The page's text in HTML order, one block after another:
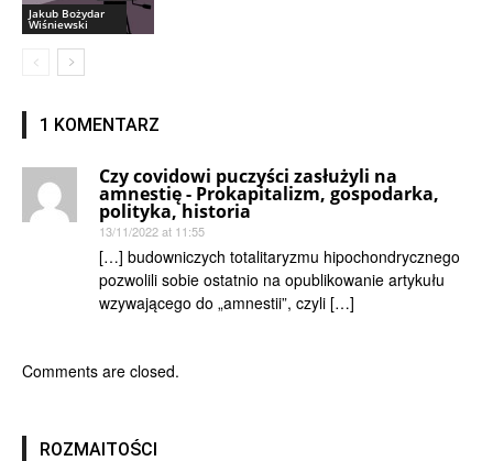
Jakub Bożydar
Wiśniewski
1 KOMENTARZ
Czy covidowi puczyści zasłużyli na
amnestię - Prokapitalizm, gospodarka,
polityka, historia
13/11/2022 at 11:55
[…] budowniczych totalitaryzmu hipochondrycznego
pozwolili sobie ostatnio na opublikowanie artykułu
wzywającego do „amnestii”, czyli […]
Comments are closed.
ROZMAITOŚCI